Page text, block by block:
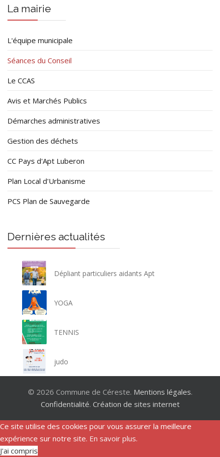
La mairie
L'équipe municipale
Séances du Conseil
Le CCAS
Avis et Marchés Publics
Démarches administratives
Gestion des déchets
CC Pays d'Apt Luberon
Plan Local d'Urbanisme
PCS Plan de Sauvegarde
Dernières actualités
Dépliant particuliers aidants Apt
YOGA
TENNIS
judo
© 2026 Commune de Céreste. Mentions légales.
Confidentialité. Création de sites internet
Ce site utilise des cookies pour vous assurer la meilleure
expérience sur notre site. En savoir plus.
J'ai compris